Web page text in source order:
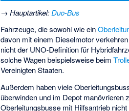
→Hauptartikel:Duo-Bus
Fahrzeuge, die sowohl wie ein
davon mit einem Dieselmotor
nicht der UNO-Definition für
solche Wagen beispielsweise beim
Vereinigten Staaten.
Außerdem haben viele
überwinden und im Depot manövrieren
Oberleitungsbusse mit Hilfsantrieb